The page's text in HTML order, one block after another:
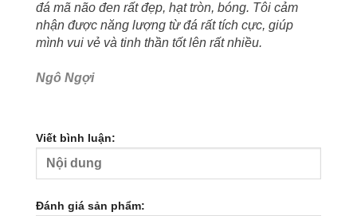
đá mã não đen rất đẹp, hạt tròn, bóng. Tôi cảm
nhận được năng lượng từ đá rất tích cực, giúp
mình vui vẻ và tinh thần tốt lên rất nhiều.
Ngô Ngợi
Viết bình luận:
Đánh giá sản phẩm: